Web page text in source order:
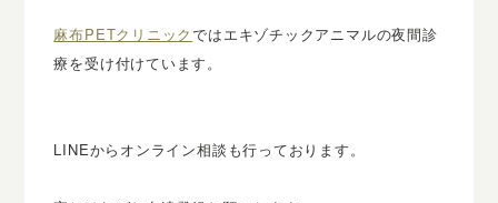
麻布PETクリニックではエキゾチックアニマルの夜間診
療を受け付けています。
LINEからオンライン相談も行っております。